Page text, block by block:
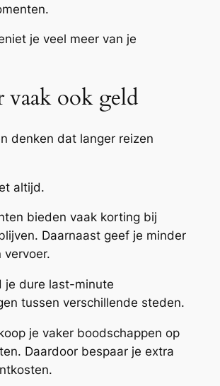
je veel meer van je
vaak ook geld
denken dat langer reizen
altijd.
bieden vaak korting bij
Daarnaast geef je minder
vervoer.
je dure last-minute
tussen verschillende steden.
je vaker boodschappen op
Daardoor bespaar je extra